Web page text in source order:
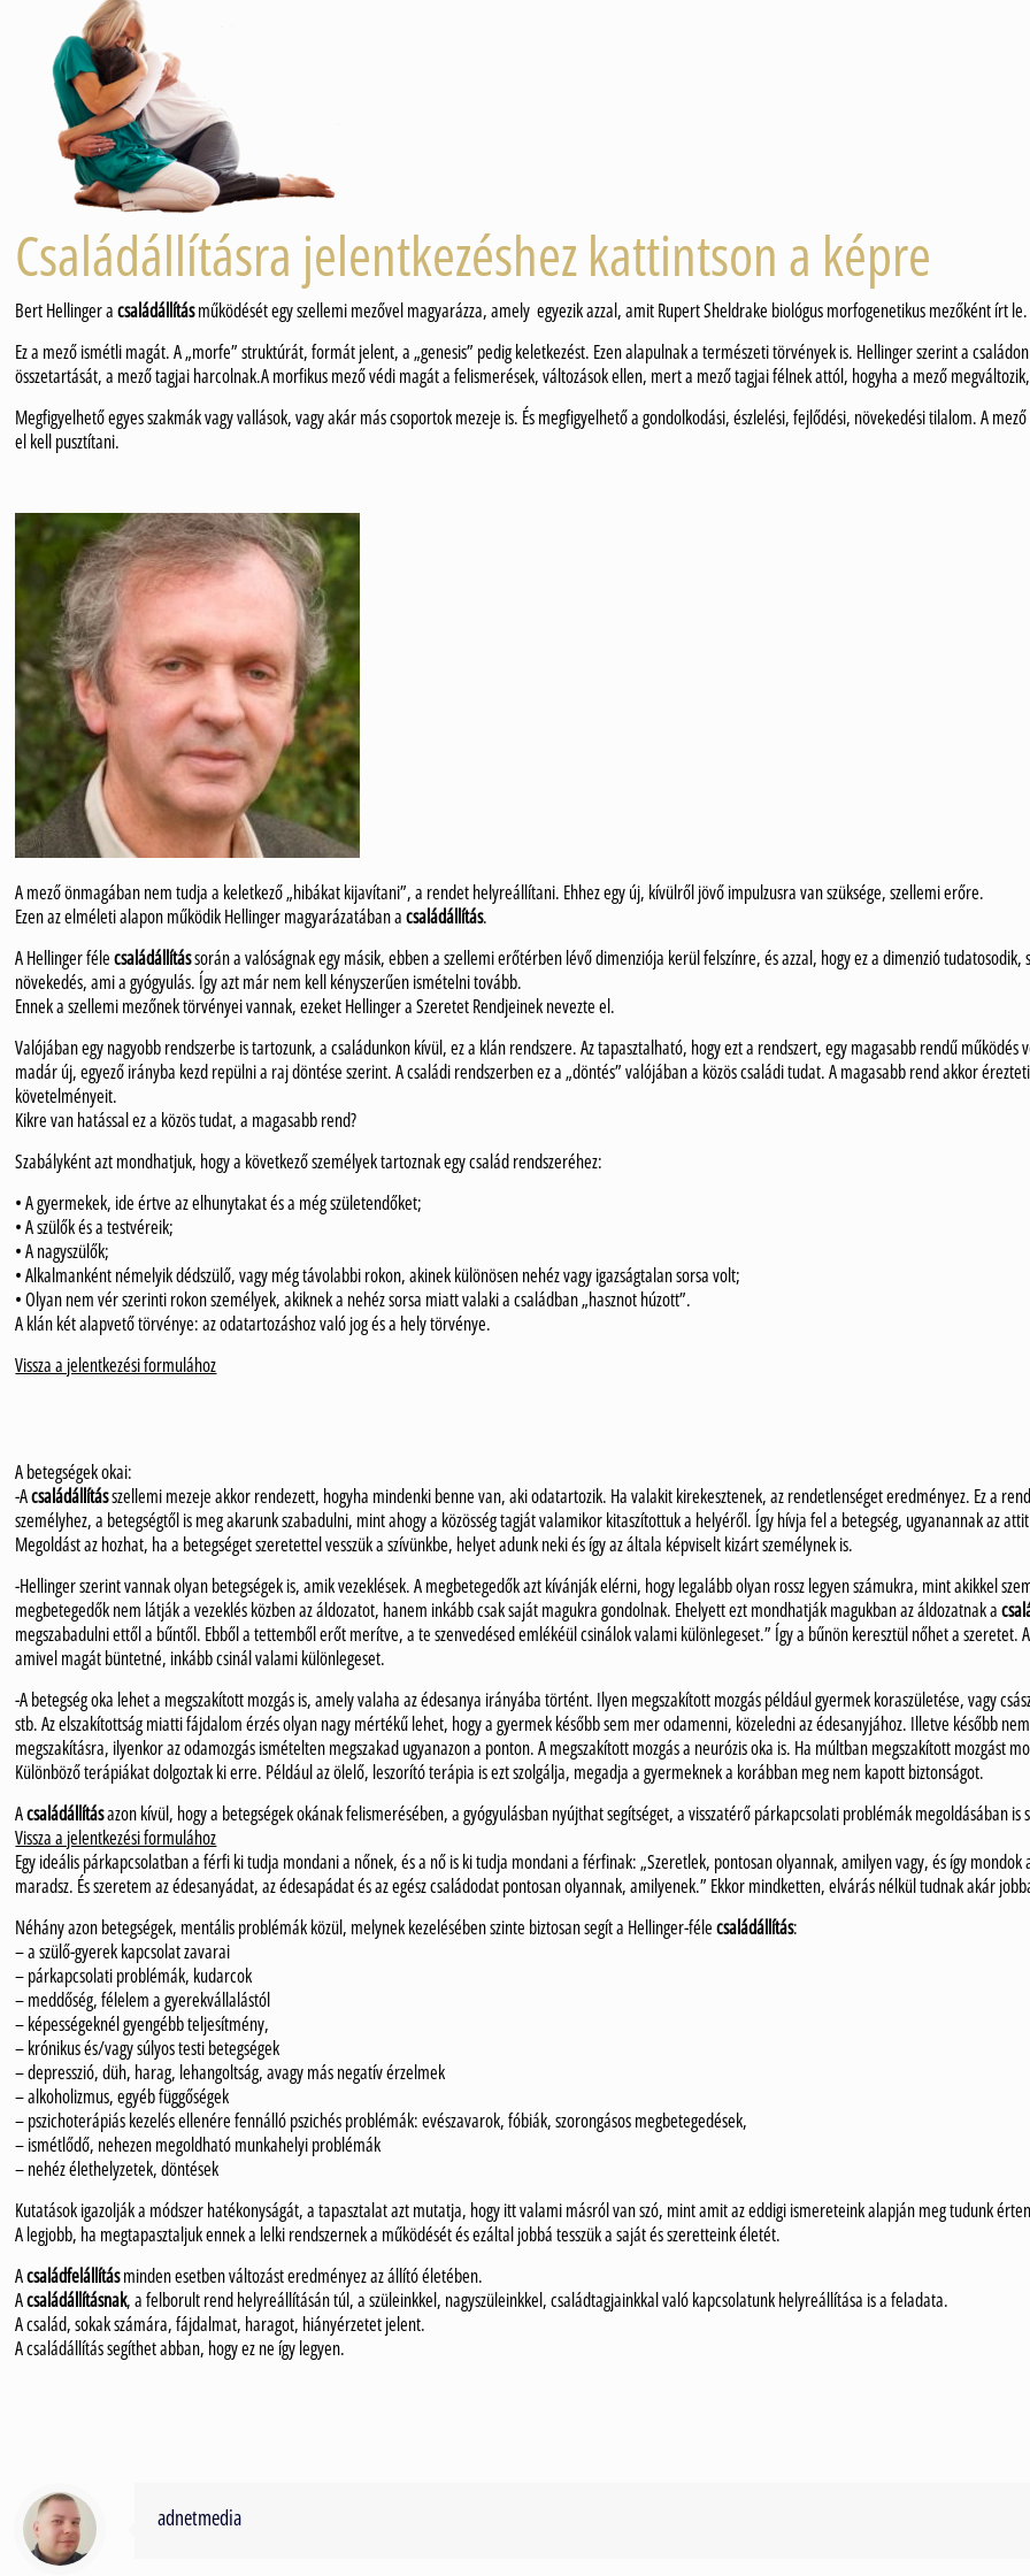
Családállításra jelentkezéshez kattintson a képre
Bert Hellinger acsaládállításműködését egy szellemi mezővel magyarázza, amely egyezik azzal, amit Rupert Sheldrake biológus morfogenetikus mezőként írt le.
Ez a mező ismétli magát. A „morfe” struktúrát, formát jelent, a „genesis” pedig keletkezést. Ezen alapulnak a természeti törvények is. Hellinger szerint a
összetartását, a mező tagjai harcolnak.A morfikus mező védi magát a felismerések, változások ellen, mert a mező tagjai félnek attól, hogyha a mező
Megfigyelhető egyes szakmák vagy vallások, vagy akár más csoportok mezeje is. És megfigyelhető a gondolkodási, észlelési, fejlődési, növekedési tilalom. A
el kell pusztítani.
A mező önmagában nem tudja a keletkező „hibákat kijavítani”, a rendet helyreállítani. Ehhez egy új, kívülről jövő impulzusra van szüksége, szellemi erőre.
Ezen az elméleti alapon működik Hellinger magyarázatában acsaládállítás.
A Hellinger félecsaládállítássorán a valóságnak egy másik, ebben a szellemi erőtérben lévő dimenziója kerül felszínre, és azzal, hogy ez a dimenzió
növekedés, ami a gyógyulás. Így azt már nem kell kényszerűen ismételni tovább.
Ennek a szellemi mezőnek törvényei vannak, ezeket Hellinger a Szeretet Rendjeinek nevezte el.
Valójában egy nagyobb rendszerbe is tartozunk, a családunkon kívül, ez a klán rendszere. Az tapasztalható, hogy ezt a rendszert, egy magasabb rendű
madár új, egyező irányba kezd repülni a raj döntése szerint. A családi rendszerben ez a „döntés” valójában a közös családi tudat. A magasabb rend akkor
követelményeit.
Kikre van hatással ez a közös tudat, a magasabb rend?
Szabályként azt mondhatjuk, hogy a következő személyek tartoznak egy család rendszeréhez:
• A gyermekek, ide értve az elhunytakat és a még születendőket;
• A szülők és a testvéreik;
• A nagyszülők;
• Alkalmanként némelyik dédszülő, vagy még távolabbi rokon, akinek különösen nehéz vagy igazságtalan sorsa volt;
• Olyan nem vér szerinti rokon személyek, akiknek a nehéz sorsa miatt valaki a családban „hasznot húzott”.
A klán két alapvető törvénye: az odatartozáshoz való jog és a hely törvénye.
Vissza a jelentkezési formulához
A betegségek okai:
-Acsaládállításszellemi mezeje akkor rendezett, hogyha mindenki benne van, aki odatartozik. Ha valakit kirekesztenek, az rendetlenséget eredményez. Ez a
személyhez, a betegségtől is meg akarunk szabadulni, mint ahogy a közösség tagját valamikor kitaszítottuk a helyéről. Így hívja fel a betegség, ugyanannak az
Megoldást az hozhat, ha a betegséget szeretettel vesszük a szívünkbe, helyet adunk neki és így az általa képviselt kizárt személynek is.
-Hellinger szerint vannak olyan betegségek is, amik vezeklések. A megbetegedők azt kívánják elérni, hogy legalább olyan rossz legyen számukra, mint akikkel
megbetegedők nem látják a vezeklés közben az áldozatot, hanem inkább csak saját magukra gondolnak. Ehelyett ezt mondhatják magukban az áldozatnak a
megszabadulni ettől a bűntől. Ebből a tettemből erőt merítve, a te szenvedésed emlékéül csinálok valami különlegeset.” Így a bűnön keresztül nőhet a
amivel magát büntetné, inkább csinál valami különlegeset.
-A betegség oka lehet a megszakított mozgás is, amely valaha az édesanya irányába történt. Ilyen megszakított mozgás például gyermek koraszületése, vagy
stb. Az elszakítottság miatti fájdalom érzés olyan nagy mértékű lehet, hogy a gyermek később sem mer odamenni, közeledni az édesanyjához. Illetve később
megszakításra, ilyenkor az odamozgás ismételten megszakad ugyanazon a ponton. A megszakított mozgás a neurózis oka is. Ha múltban megszakított mozgást
Különböző terápiákat dolgoztak ki erre. Például az ölelő, leszorító terápia is ezt szolgálja, megadja a gyermeknek a korábban meg nem kapott biztonságot.
Acsaládállításazon kívül, hogy a betegségek okának felismerésében, a gyógyulásban nyújthat segítséget, a visszatérő párkapcsolati problémák megoldásában is
Vissza a jelentkezési formulához
Egy ideális párkapcsolatban a férfi ki tudja mondani a nőnek, és a nő is ki tudja mondani a férfinak: „Szeretlek, pontosan olyannak, amilyen vagy, és így
maradsz. És szeretem az édesanyádat, az édesapádat és az egész családodat pontosan olyannak, amilyenek.” Ekkor mindketten, elvárás nélkül tudnak akár
Néhány azon betegségek, mentális problémák közül, melynek kezelésében szinte biztosan segít a Hellinger-félecsaládállítás:
– a szülő-gyerek kapcsolat zavarai
– párkapcsolati problémák, kudarcok
– meddőség, félelem a gyerekvállalástól
– képességeknél gyengébb teljesítmény,
– krónikus és/vagy súlyos testi betegségek
– depresszió, düh, harag, lehangoltság, avagy más negatív érzelmek
– alkoholizmus, egyéb függőségek
– pszichoterápiás kezelés ellenére fennálló pszichés problémák: evészavarok, fóbiák, szorongásos megbetegedések,
– ismétlődő, nehezen megoldható munkahelyi problémák
– nehéz élethelyzetek, döntések
Kutatások igazolják a módszer hatékonyságát, a tapasztalat azt mutatja, hogy itt valami másról van szó, mint amit az eddigi ismereteink alapján meg tudunk
A legjobb, ha megtapasztaljuk ennek a lelki rendszernek a működését és ezáltal jobbá tesszük a saját és szeretteink életét.
Acsaládfelállításminden esetben változást eredményez az állító életében.
Acsaládállításnak, a felborult rend helyreállításán túl, a szüleinkkel, nagyszüleinkkel, családtagjainkkal való kapcsolatunk helyreállítása is a feladata.
A család, sokak számára, fájdalmat, haragot, hiányérzetet jelent.
A családállítás segíthet abban, hogy ez ne így legyen.
adnetmedia